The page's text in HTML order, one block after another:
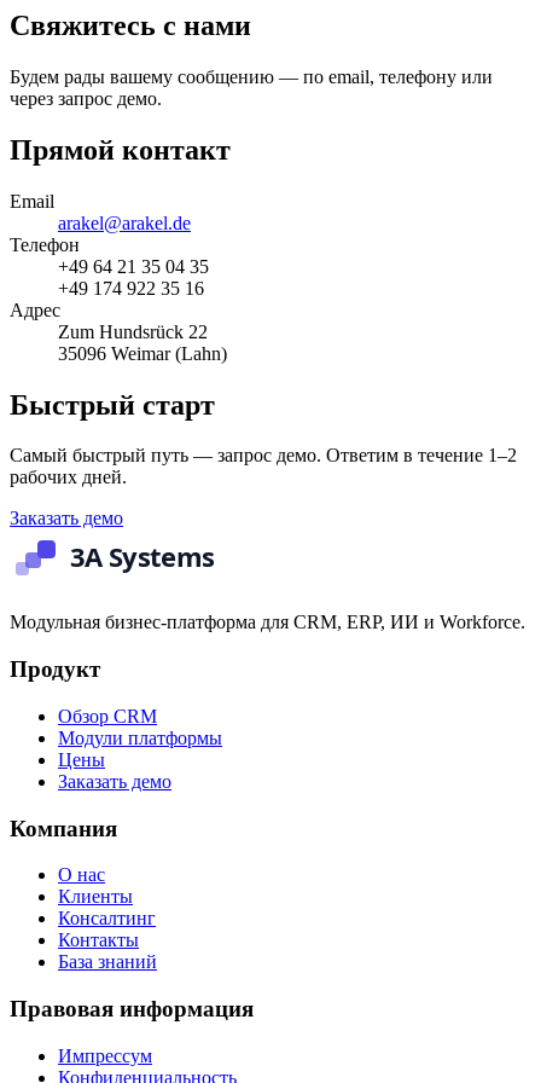
Свяжитесь с нами
Будем рады вашему сообщению — по email, телефону или
через запрос демо.
Прямой контакт
Email
arakel@arakel.de
Телефон
+49 64 21 35 04 35
+49 174 922 35 16
Адрес
Zum Hundsrück 22
35096 Weimar (Lahn)
Быстрый старт
Самый быстрый путь — запрос демо. Ответим в течение 1–2
рабочих дней.
Заказать демо
Модульная бизнес-платформа для CRM, ERP, ИИ и Workforce.
Продукт
Обзор CRM
Модули платформы
Цены
Заказать демо
Компания
О нас
Клиенты
Консалтинг
Контакты
База знаний
Правовая информация
Импрессум
Конфиденциальность